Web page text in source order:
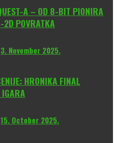
A – OD 8-BIT PIONIRA
2D POVRATKA
3. November 2025.
HRONIKA FINAL
IGARA
15. October 2025.